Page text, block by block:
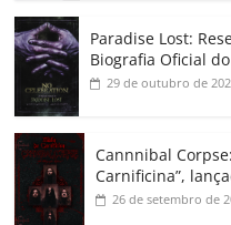
Paradise Lost:
Biografia Oficial
29 de outubro de
Cannnibal
Carnificina”,
26 de setembro de